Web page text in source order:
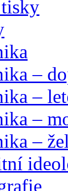
–
–
–
–